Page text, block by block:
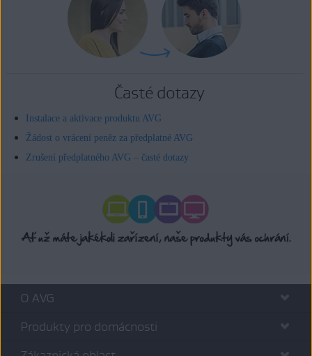
Časté dotazy
Instalace a aktivace produktu AVG
Žádost o vrácení peněz za předplatné AVG
Zrušení předplatného AVG – časté dotazy
O AVG
Produkty pro domácnosti